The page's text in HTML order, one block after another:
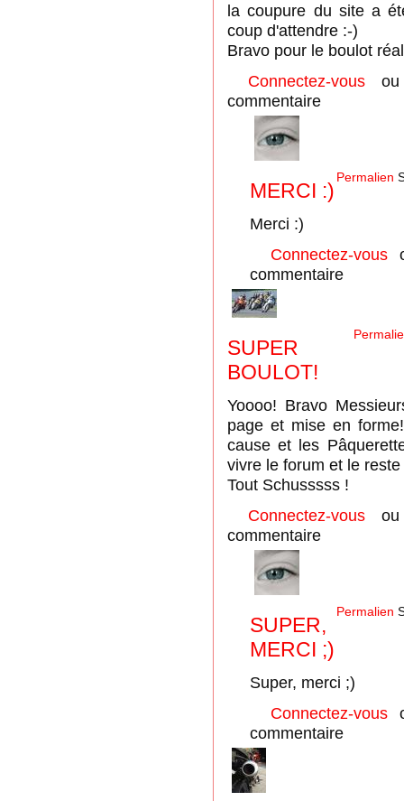
la coupure du site a
coup d'attendre :-)
Bravo pour le boulot
Connectez-vous
commentaire
Permalien
MERCI :)
Merci :)
Connectez-vous
commentaire
SUPER
BOULOT!
Yoooo! Bravo
page et mise en
cause et les
vivre le forum et le
Tout Schusssss !
Connectez-vous
commentaire
Permalien
SUPER,
MERCI ;)
Super, merci ;)
Connectez-vous
commentaire